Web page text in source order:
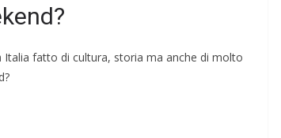
fatto di cultura, storia ma anche di molto
Marzo 18, 2026